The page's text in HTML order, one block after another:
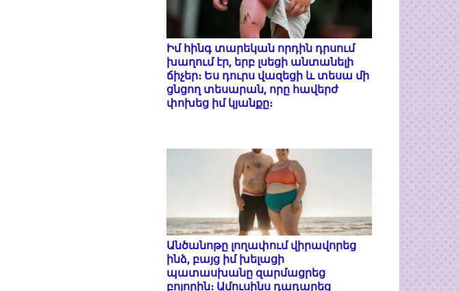
Իմ հինգ տարեկան որդին դրսում
խաղում էր, երբ լսեցի անտանելի
ճիչեր։ Ես դուրս վազեցի և տեսա մի
ցնցող տեսարան, որը հավերժ
փոխեց իմ կյանքը։
Անծանոթը լողափում վիրավորեց
ինձ, բայց իմ խելացի
պատասխանը զարմացրեց
բոլորին։ Ամուսինս դադարեց